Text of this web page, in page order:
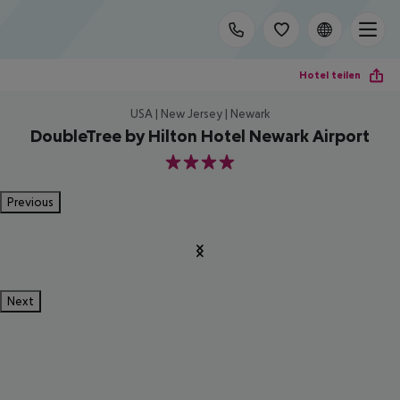
Hotel teilen
USA | New Jersey | Newark
DoubleTree by Hilton Hotel Newark Airport
4
Previous
Next